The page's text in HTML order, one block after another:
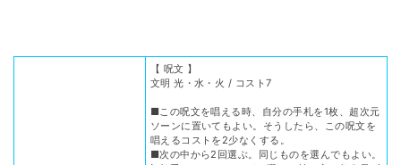
【 呪文 】
文明 光・水・火 / コスト7
■この呪文を唱える時、自分の手札を1枚、超次元
ソーンに置いてもよい。そうしたら、この呪文を
唱えるコストを2少なくする。
■次の中から2回選ぶ。同じものを選んでもよい。